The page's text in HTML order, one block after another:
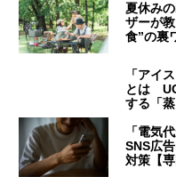
夏休み
ザーが
食”の裏
「アイ
とは
する「
「電気
SNS広
対策【専